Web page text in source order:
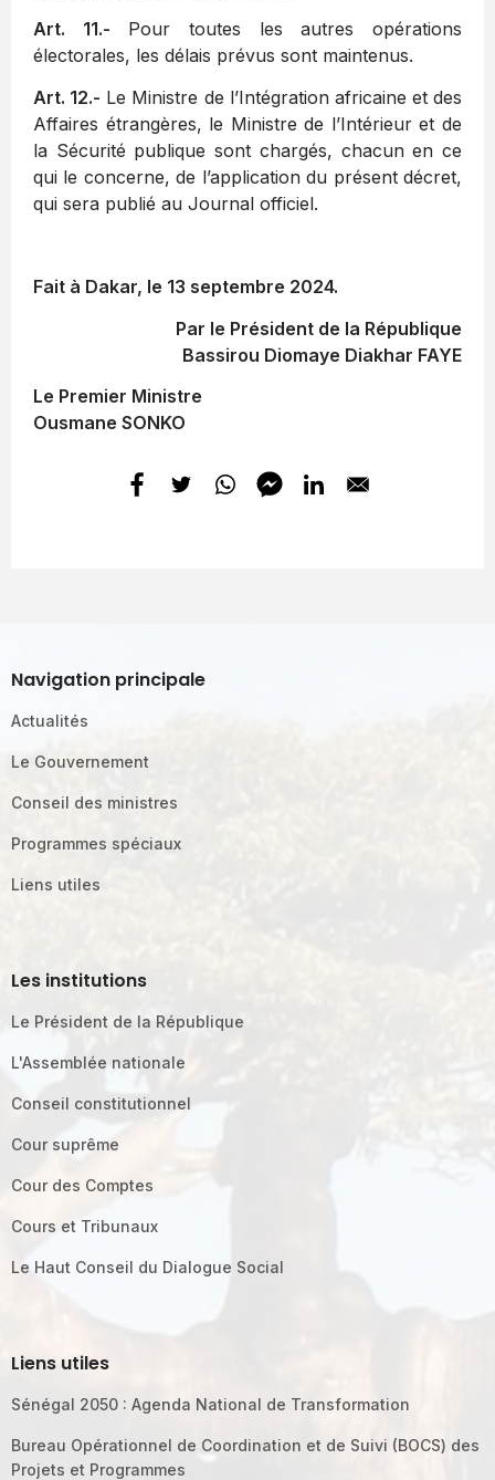
Art. 11.- Pour toutes les autres opérations
électorales, les délais prévus sont maintenus.
Art. 12.- Le Ministre de l’Intégration africaine et des
Affaires étrangères, le Ministre de l’Intérieur et de
la Sécurité publique sont chargés, chacun en ce
qui le concerne, de l’application du présent décret,
qui sera publié au Journal officiel.
Fait à Dakar, le 13 septembre 2024.
Par le Président de la République
Bassirou Diomaye Diakhar FAYE
Le Premier Ministre
Ousmane SONKO
Navigation principale
Actualités
Le Gouvernement
Conseil des ministres
Programmes spéciaux
Liens utiles
Les institutions
Le Président de la République
L'Assemblée nationale
Conseil constitutionnel
Cour suprême
Cour des Comptes
Cours et Tribunaux
Le Haut Conseil du Dialogue Social
Liens utiles
Sénégal 2050 : Agenda National de Transformation
Bureau Opérationnel de Coordination et de Suivi (BOCS) des
Projets et Programmes